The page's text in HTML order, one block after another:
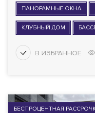
ПАНОРАМНЫЕ ОКНА
КЛУБНЫЙ ДОМ
БЕСПРОЦЕНТНАЯ